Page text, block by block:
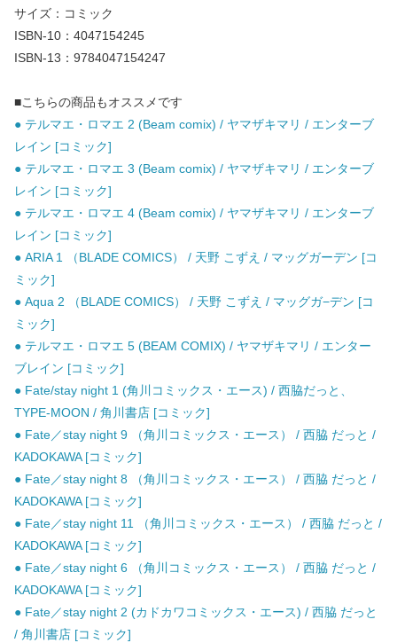
サイズ：コミック
ISBN-10：4047154245
ISBN-13：9784047154247
■こちらの商品もオススメです
● テルマエ・ロマエ 2 (Beam comix) / ヤマザキマリ / エンターブ
レイン [コミック]
● テルマエ・ロマエ 3 (Beam comix) / ヤマザキマリ / エンターブ
レイン [コミック]
● テルマエ・ロマエ 4 (Beam comix) / ヤマザキマリ / エンターブ
レイン [コミック]
● ARIA 1 （BLADE COMICS） / 天野 こずえ / マッグガーデン [コ
ミック]
● Aqua 2 （BLADE COMICS） / 天野 こずえ / マッグガ−デン [コ
ミック]
● テルマエ・ロマエ 5 (BEAM COMIX) / ヤマザキマリ / エンター
ブレイン [コミック]
● Fate/stay night 1 (角川コミックス・エース) / 西脇だっと、
TYPE-MOON / 角川書店 [コミック]
● Fate／stay night 9 （角川コミックス・エース） / 西脇 だっと /
KADOKAWA [コミック]
● Fate／stay night 8 （角川コミックス・エース） / 西脇 だっと /
KADOKAWA [コミック]
● Fate／stay night 11 （角川コミックス・エース） / 西脇 だっと /
KADOKAWA [コミック]
● Fate／stay night 6 （角川コミックス・エース） / 西脇 だっと /
KADOKAWA [コミック]
● Fate／stay night 2 (カドカワコミックス・エース) / 西脇 だっと
/ 角川書店 [コミック]